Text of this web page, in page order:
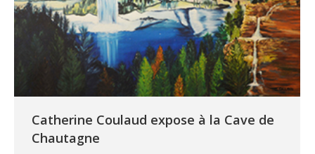
Catherine Coulaud expose à la Cave de
Chautagne